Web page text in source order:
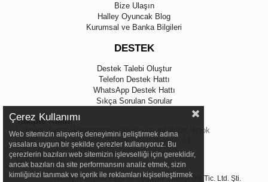
Bize Ulaşın
Halley Oyuncak Blog
Kurumsal ve Banka Bilgileri
DESTEK
Destek Talebi Oluştur
Telefon Destek Hattı
WhatsApp Destek Hattı
Sıkça Sorulan Sorular
Takipte Kalın!
Halley Hediyelik Eşya ve Oyuncak Sanayi Dış Tic. Ltd. Şti.
Çerez Kullanımı
Web sitemizin alışveriş deneyimini geliştirmek adına
yasalara uygun bir şekilde çerezler kullanıyoruz. Bu
çerezlerin bazıları web sitemizin işlevselliği için gereklidir,
ancak bazıları da site performansını analiz etmek, sizin
kimliğinizi tanımak ve içerik ile reklamları kişiselleştirmek